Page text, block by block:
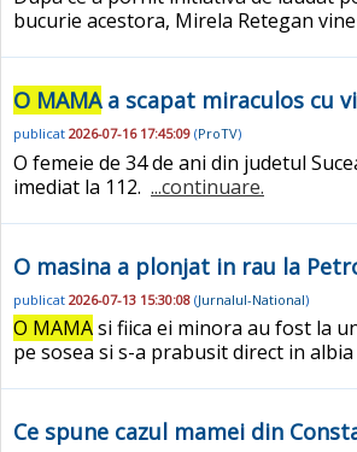
bucurie acestora, Mirela Retegan
O MAMAa scapat miraculos cu
publicat 2026-07-16 17:45:09 (ProTV)
O femeie de 34 de ani din judetul
imediat la 112. ...continuare.
O masina a plonjat in rau la
publicat 2026-07-13 15:30:08 (Jurnalul-National)
O MAMAsi fiica ei minora au fost la
pe sosea si s-a prabusit direct in
Ce spune cazul mamei din